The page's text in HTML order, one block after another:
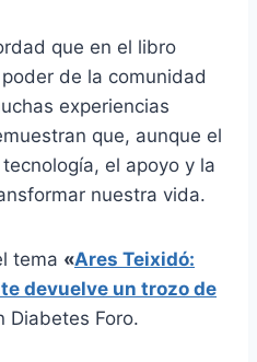
que en el libro
de la comunidad
experiencias
que, aunque el
el apoyo y la
nuestra vida.
tema «Ares Teixidó:
devuelve un trozo de
Diabetes Foro.